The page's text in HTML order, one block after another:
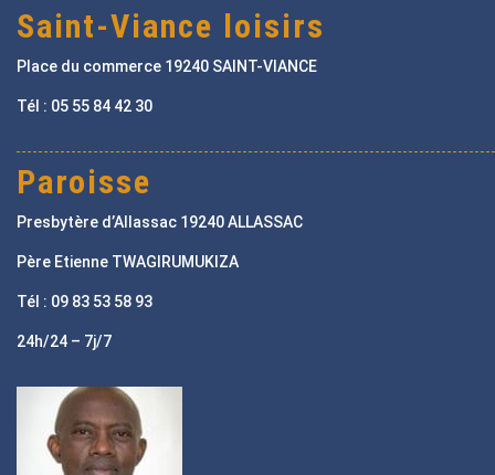
Saint-Viance loisirs
Place du commerce 19240 SAINT-VIANCE
Tél : 05 55 84 42 30
Paroisse
Presbytère d’Allassac 19240 ALLASSAC
Père Etienne TWAGIRUMUKIZA
Tél : 09 83 53 58 93
24h/24 – 7j/7